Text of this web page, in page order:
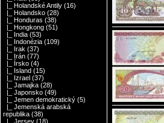
|_ Holandské Antily (16)
|_ Holandsko (28)
|_ Honduras (38)
|_ Hongkong (51)
|_ India (53)
|_ Indonézia (109)
|_ Irak (37)
|_ Irán (77)
|_ Írsko (4)
|_ Island (15)
|_ Izrael (37)
|_ Jamajka (28)
|_ Japonsko (49)
|_ Jemen demokratický (5)
|_ Jemenská arabská
republika (38)
|_ Jersey (18)